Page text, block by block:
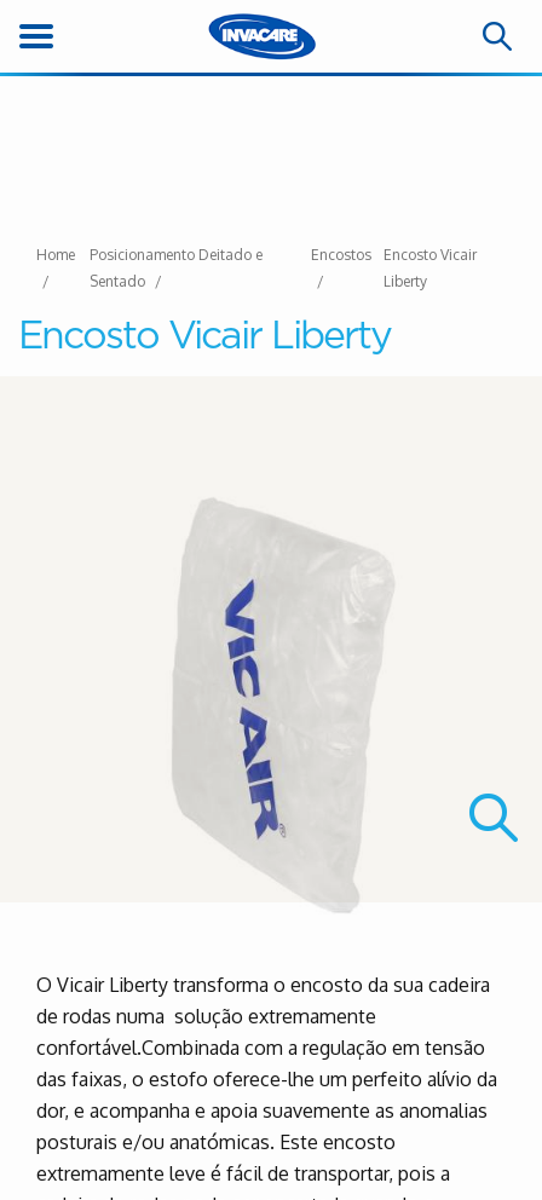
Home
Posicionamento Deitado e
Sentado
Encostos
Encosto Vicair
Liberty
Encosto Vicair Liberty
O Vicair Liberty transforma o encosto da sua cadeira
de rodas numa solução extremamente
confortável.Combinada com a regulação em tensão
das faixas, o estofo oferece-lhe um perfeito alívio da
dor, e acompanha e apoia suavemente as anomalias
posturais e/ou anatómicas. Este encosto
extremamente leve é fácil de transportar, pois a